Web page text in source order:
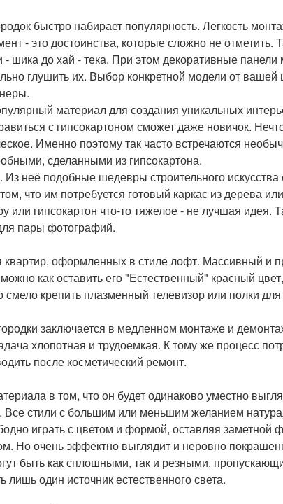
быстро набирает популярность. Легкость
- это достоинства, которые сложно не отметить.
шика до хай - тека. При этом декоративные панели
глушить их. Выбор конкретной модели от вашей
материал для создания уникальных
с гипсокартоном сможет даже новичок.
Именно поэтому так часто встречаются
сделанными из гипсокартона.
неё подобные шедевры строительного искусства
что им потребуется готовый каркас из дерева
гипсокартон что-то тяжелое - не лучшая идея.
пары фотографий.
оформленных в стиле лофт. Массивный и
как оставить его "Естественный" красный
крепить плазменный телевизор или полки
заключается в медленном монтаже и
хлопотная и трудоемкая. К тому же процесс
после косметический ремонт.
в том, что он будет одинаково уместно
Все стили с большим или меньшим желанием
играть с цветом и формой, оставляя заметной
Но очень эффектно выглядит и неровно
быть как сплошными, так и резными,
лишь один источник естественного света.